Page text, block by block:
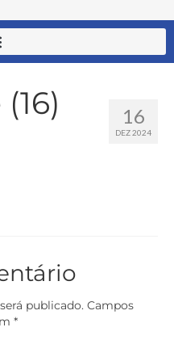
16
DEZ 2024
publicado. Campos
*